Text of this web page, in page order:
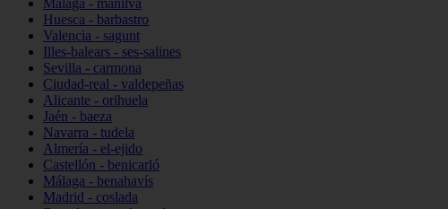
Málaga - manilva
Huesca - barbastro
Valencia - sagunt
Illes-balears - ses-salines
Sevilla - carmona
Ciudad-real - valdepeñas
Alicante - orihuela
Jaén - baeza
Navarra - tudela
Almería - el-ejido
Castellón - benicarló
Málaga - benahavís
Madrid - coslada